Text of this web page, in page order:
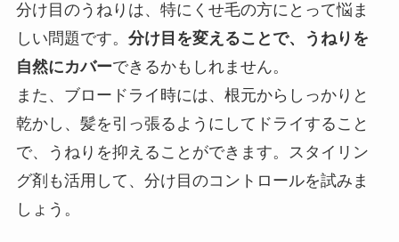
分け目のうねりは、特にくせ毛の方にとって悩ま
しい問題です。 分け目を変えることで、うねりを
自然にカバーできるかもしれません。
また、ブロードライ時には、根元からしっかりと
乾かし、髪を引っ張るようにしてドライすること
で、うねりを抑えることができます。スタイリン
グ剤も活用して、分け目のコントロールを試みま
しょう。